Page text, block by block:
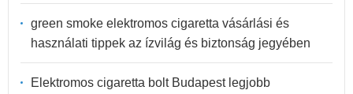
green smoke elektromos cigaretta vásárlási és
használati tippek az ízvilág és biztonság jegyében
Elektromos cigaretta bolt Budapest legjobb